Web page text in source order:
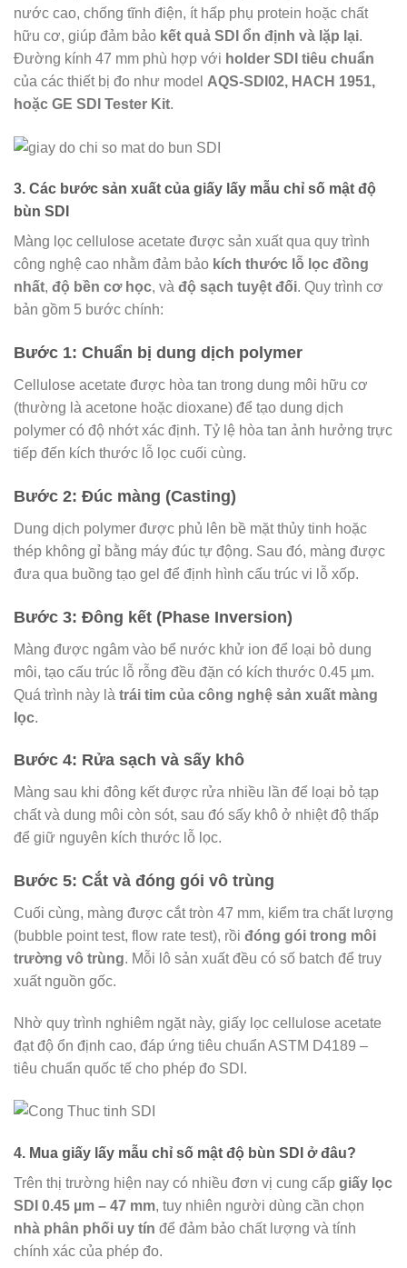
nước cao, chống tĩnh điện, ít hấp phụ protein hoặc chất
hữu cơ, giúp đảm bảo kết quả SDI ổn định và lặp lại.
Đường kính 47 mm phù hợp với holder SDI tiêu chuẩn
của các thiết bị đo như model AQS-SDI02, HACH 1951,
hoặc GE SDI Tester Kit.
3. Các bước sản xuất của giấy lấy mẫu chỉ số mật độ
bùn SDI
Màng lọc cellulose acetate được sản xuất qua quy trình
công nghệ cao nhằm đảm bảo kích thước lỗ lọc đồng
nhất, độ bền cơ học, và độ sạch tuyệt đối. Quy trình cơ
bản gồm 5 bước chính:
Bước 1: Chuẩn bị dung dịch polymer
Cellulose acetate được hòa tan trong dung môi hữu cơ
(thường là acetone hoặc dioxane) để tạo dung dịch
polymer có độ nhớt xác định. Tỷ lệ hòa tan ảnh hưởng trực
tiếp đến kích thước lỗ lọc cuối cùng.
Bước 2: Đúc màng (Casting)
Dung dịch polymer được phủ lên bề mặt thủy tinh hoặc
thép không gỉ bằng máy đúc tự động. Sau đó, màng được
đưa qua buồng tạo gel để định hình cấu trúc vi lỗ xốp.
Bước 3: Đông kết (Phase Inversion)
Màng được ngâm vào bể nước khử ion để loại bỏ dung
môi, tạo cấu trúc lỗ rỗng đều đặn có kích thước 0.45 µm.
Quá trình này là trái tim của công nghệ sản xuất màng
lọc.
Bước 4: Rửa sạch và sấy khô
Màng sau khi đông kết được rửa nhiều lần để loại bỏ tạp
chất và dung môi còn sót, sau đó sấy khô ở nhiệt độ thấp
để giữ nguyên kích thước lỗ lọc.
Bước 5: Cắt và đóng gói vô trùng
Cuối cùng, màng được cắt tròn 47 mm, kiểm tra chất lượng
(bubble point test, flow rate test), rồi đóng gói trong môi
trường vô trùng. Mỗi lô sản xuất đều có số batch để truy
xuất nguồn gốc.
Nhờ quy trình nghiêm ngặt này, giấy lọc cellulose acetate
đạt độ ổn định cao, đáp ứng tiêu chuẩn ASTM D4189 –
tiêu chuẩn quốc tế cho phép đo SDI.
4. Mua giấy lấy mẫu chỉ số mật độ bùn SDI ở đâu?
Trên thị trường hiện nay có nhiều đơn vị cung cấp giấy lọc
SDI 0.45 µm – 47 mm, tuy nhiên người dùng cần chọn
nhà phân phối uy tín để đảm bảo chất lượng và tính
chính xác của phép đo.